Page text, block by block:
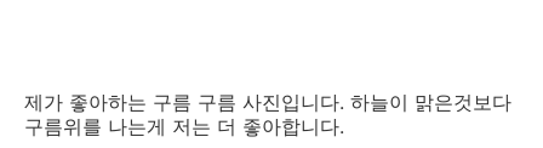
제가 좋아하는 구름 구름 사진입니다. 하늘이 맑은것보다
구름위를 나는게 저는 더 좋아합니다.